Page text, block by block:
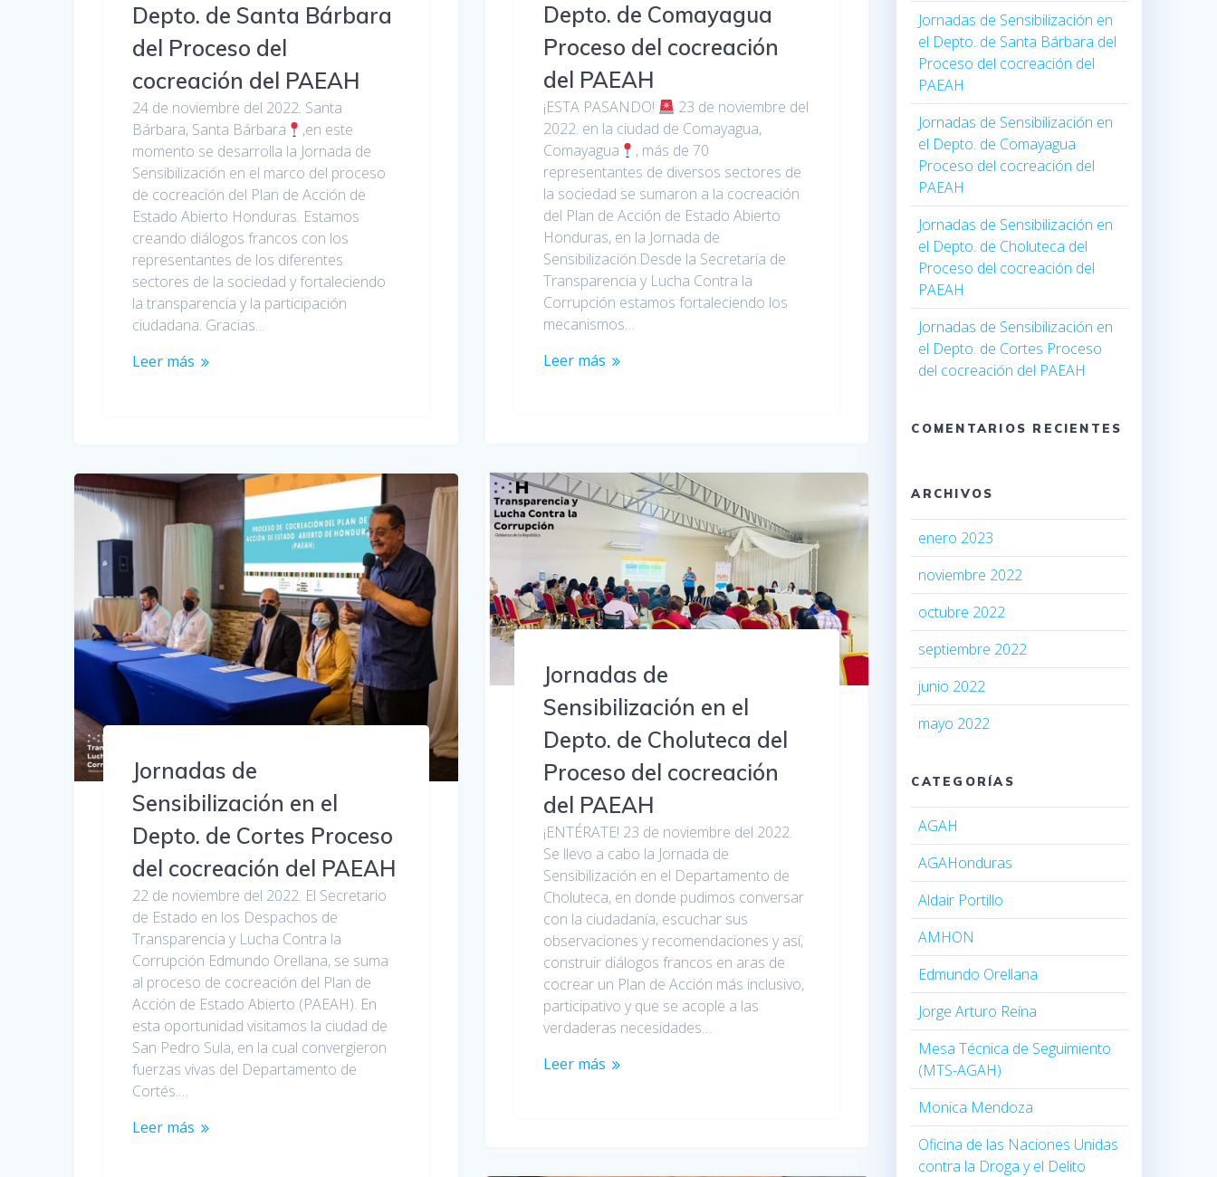
Depto. de Santa Bárbara
del Proceso del
cocreación del PAEAH
24 de noviembre del 2022. Santa
Bárbara, Santa Bárbara
,en este
momento se desarrolla la Jornada de
Sensibilización en el marco del proceso
de cocreación del Plan de Acción de
Estado Abierto Honduras. Estamos
creando diálogos francos con los
representantes de los diferentes
sectores de la sociedad y fortaleciendo
la transparencia y la participación
ciudadana. Gracias…
Leer más
Depto. de Comayagua
Proceso del cocreación
del PAEAH
¡ESTA PASANDO!
23 de noviembre del
2022. en la ciudad de Comayagua,
Comayagua
, más de 70
representantes de diversos sectores de
la sociedad se sumaron a la cocreación
del Plan de Acción de Estado Abierto
Honduras, en la Jornada de
Sensibilización.Desde la Secretaría de
Transparencia y Lucha Contra la
Corrupción estamos fortaleciendo los
mecanismos…
Leer más
Jornadas de
Sensibilización en el
Depto. de Choluteca del
Proceso del cocreación
del PAEAH
¡ENTÉRATE! 23 de noviembre del 2022.
Se llevo a cabo la Jornada de
Sensibilización en el Departamento de
Choluteca, en donde pudimos conversar
con la ciudadanía, escuchar sus
observaciones y recomendaciones y así,
construir diálogos francos en aras de
cocrear un Plan de Acción más inclusivo,
participativo y que se acople a las
verdaderas necesidades…
Leer más
Jornadas de
Sensibilización en el
Depto. de Cortes Proceso
del cocreación del PAEAH
22 de noviembre del 2022. El Secretario
de Estado en los Despachos de
Transparencia y Lucha Contra la
Corrupción Edmundo Orellana, se suma
al proceso de cocreación del Plan de
Acción de Estado Abierto (PAEAH). En
esta oportunidad visitamos la ciudad de
San Pedro Sula, en la cual convergieron
fuerzas vivas del Departamento de
Cortés.…
Leer más
Jornadas de Sensibilización en
el Depto. de Santa Bárbara del
Proceso del cocreación del
PAEAH
Jornadas de Sensibilización en
el Depto. de Comayagua
Proceso del cocreación del
PAEAH
Jornadas de Sensibilización en
el Depto. de Choluteca del
Proceso del cocreación del
PAEAH
Jornadas de Sensibilización en
el Depto. de Cortes Proceso
del cocreación del PAEAH
COMENTARIOS RECIENTES
ARCHIVOS
enero 2023
noviembre 2022
octubre 2022
septiembre 2022
junio 2022
mayo 2022
CATEGORÍAS
AGAH
AGAHonduras
Aldair Portillo
AMHON
Edmundo Orellana
Jorge Arturo Reína
Mesa Técnica de Seguimiento
(MTS-AGAH)
Monica Mendoza
Oficina de las Naciones Unidas
contra la Droga y el Delito